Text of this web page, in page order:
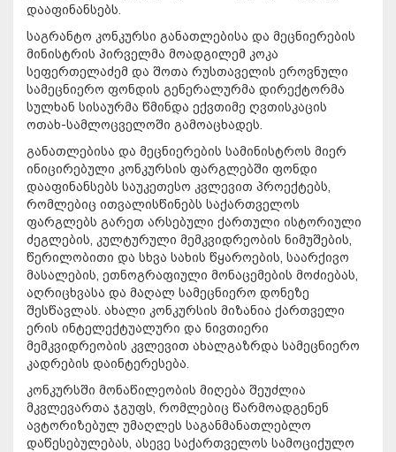
დააფინანსებს.
საგრანტო კონკურსი განათლებისა და მეცნიერების
მინისტრის პირველმა მოადგილემ კოკა
სეფერთელაძემ და შოთა რუსთაველის ეროვნული
სამეცნიერო ფონდის გენერალურმა დირექტორმა
სულხან სისაურმა წმინდა ექვთიმე ღვთისკაცის
ოთახ-სამლოცველოში გამოაცხადეს.
განათლებისა და მეცნიერების სამინისტროს მიერ
ინიცირებული კონკურსის ფარგლებში ფონდი
დააფინანსებს საუკეთესო კვლევით პროექტებს,
რომლებიც ითვალისწინებს საქართველოს
ფარგლებს გარეთ არსებული ქართული ისტორიული
ძეგლების, კულტურული მემკვიდრეობის ნიმუშების,
წერილობითი და სხვა სახის წყაროების, საარქივო
მასალების, ეთნოგრაფიული მონაცემების მოძიებას,
აღრიცხვასა და მაღალ სამეცნიერო დონეზე
შესწავლას. ახალი კონკურსის მიზანია ქართველი
ერის ინტელექტუალური და ნივთიერი
მემკვიდრეობის კვლევით ახალგაზრდა სამეცნიერო
კადრების დაინტერესება.
კონკურსში მონაწილეობის მიღება შეუძლია
მკვლევართა ჯგუფს, რომლებიც წარმოადგენენ
ავტორიზებულ უმაღლეს საგანმანათლებლო
დაწესებულებას, ასევე საქართველოს სამოციქულო